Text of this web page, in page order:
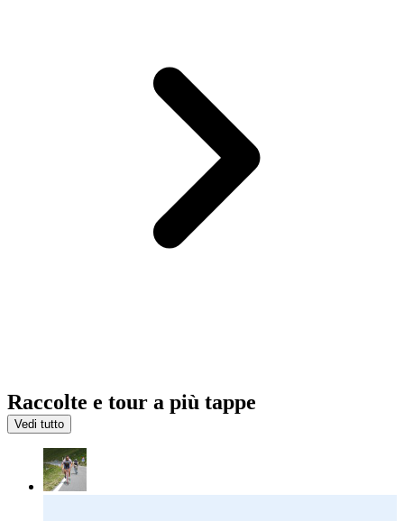
Raccolte e tour a più tappe
Vedi tutto